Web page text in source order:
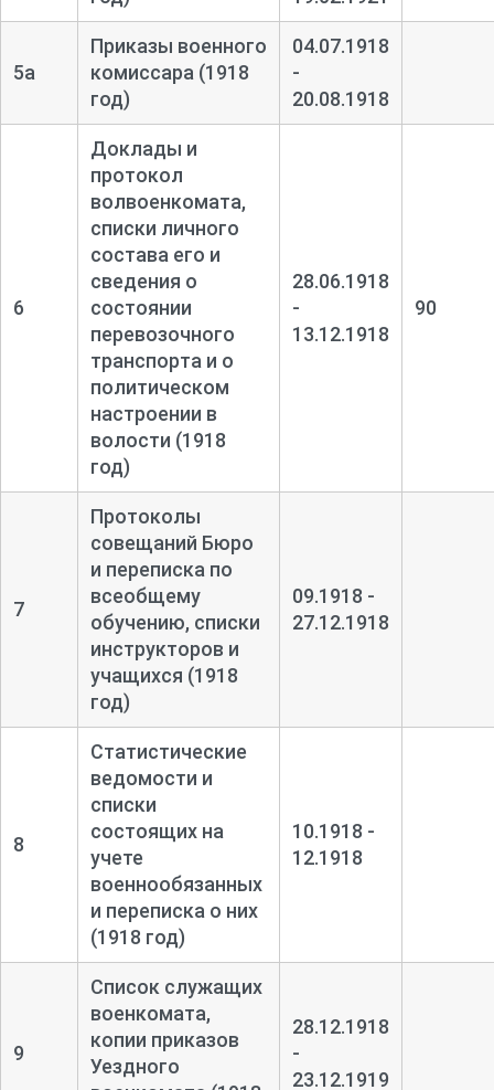
5а
Приказы военного
комиссара (1918
год)
04.07.1918
-
20.08.1918
6
Доклады и
протокол
волвоенкомата,
списки личного
состава его и
сведения о
состоянии
перевозочного
транспорта и о
политическом
настроении в
волости (1918
год)
28.06.1918
-
13.12.1918
90
7
Протоколы
совещаний Бюро
и переписка по
всеобщему
обучению, списки
инструкторов и
учащихся (1918
год)
09.1918 -
27.12.1918
8
Статистические
ведомости и
списки
состоящих на
учете
военнообязанных
и переписка о них
(1918 год)
10.1918 -
12.1918
9
Список служащих
военкомата,
копии приказов
Уездного
28.12.1918
-
23.12.1919